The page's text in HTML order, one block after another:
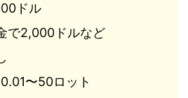
ドル
で2,000ドルなど
〜50ロット